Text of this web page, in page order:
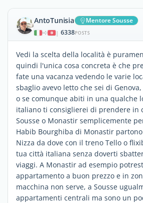
AntoTunisia Mentore Sousse
| 6338POSTS
Vedi la scelta della località è
quindi l'unica cosa concreta è che
fate una vacanza vedendo le varie
sbaglio avevo letto che sei di
o se comunque abiti in una qualche
italiano ti consiglierei di prendere in
Sousse o Monastir semplicemente
Habib Bourghiba di Monastir
Nizza da dove con il treno Tello o
tua città italiana senza doverti
viaggi. A Monastir ad esempio
appartamento a buon prezzo e in
macchina non serve, a Sousse
appartamenti centrali ma sono un